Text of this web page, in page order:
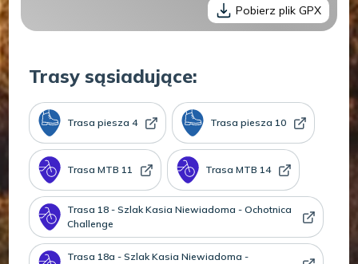
Pobierz plik GPX
Trasy sąsiadujące:
Trasa piesza 4 Trasa piesza 10
Trasa MTB 11 Trasa MTB 14
Trasa 18 - Szlak Kasia Niewiadoma - Ochotnica
Challenge
Trasa 18a - Szlak Kasia Niewiadoma -